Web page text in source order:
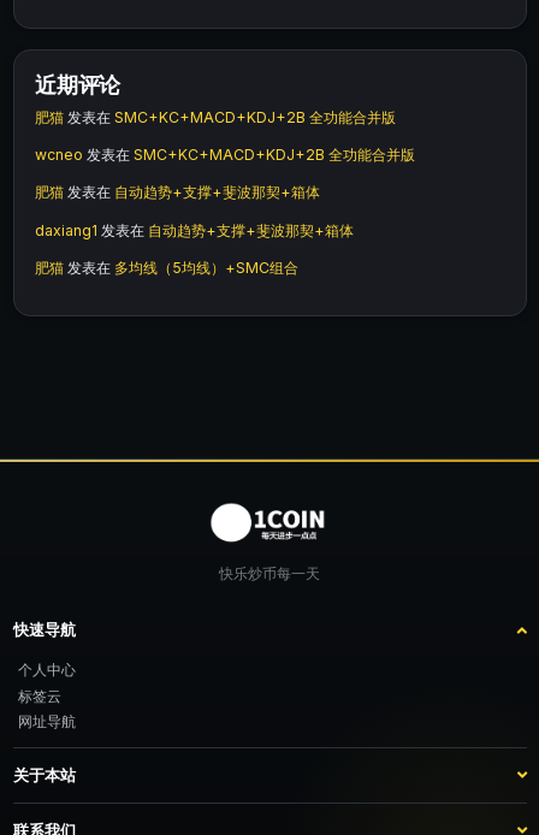
近期评论
肥猫 发表在 SMC+KC+MACD+KDJ+2B 全功能合并版
wcneo 发表在 SMC+KC+MACD+KDJ+2B 全功能合并版
肥猫 发表在 自动趋势+支撑+斐波那契+箱体
daxiang1 发表在 自动趋势+支撑+斐波那契+箱体
肥猫 发表在 多均线（5均线）+SMC组合
快乐炒币每一天
快速导航
个人中心
标签云
网址导航
关于本站
站点介绍
客服咨询
联系我们